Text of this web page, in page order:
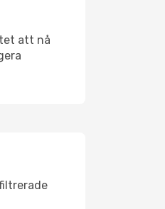
att nå